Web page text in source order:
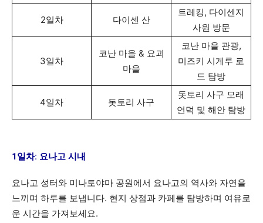
2일차 다이센 산
트레킹, 다이센지
사원 방문
3일차
코난 마을 & 요괴
마을
코난 마을 관광,
미즈키 시게루 로
드 탐방
4일차 돗토리 사구
돗토리 사구 모래
언덕 및 해안 탐방
1일차: 요나고 시내
요나고 성터와 미나토야마 공원에서 요나고의 역사와 자연을
느끼며 하루를 보냅니다. 현지 상점과 카페를 탐방하며 여유로
운 시간을 가져보세요.